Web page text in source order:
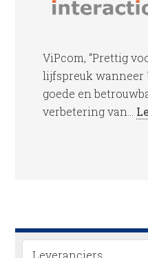
ViPcom, “Prettig
lijfspreuk wanneer
goede en
verbetering van...